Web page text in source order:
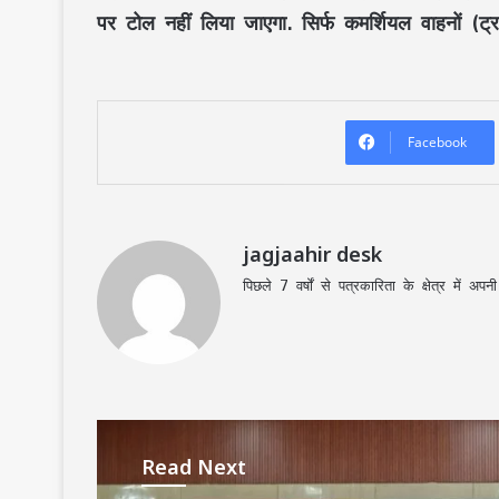
पर टोल नहीं लिया जाएगा. सिर्फ कमर्शियल वाहनों
Facebook
jagjaahir desk
पिछले 7 वर्षों से पत्रकारिता के क्षेत्र में
Read Next